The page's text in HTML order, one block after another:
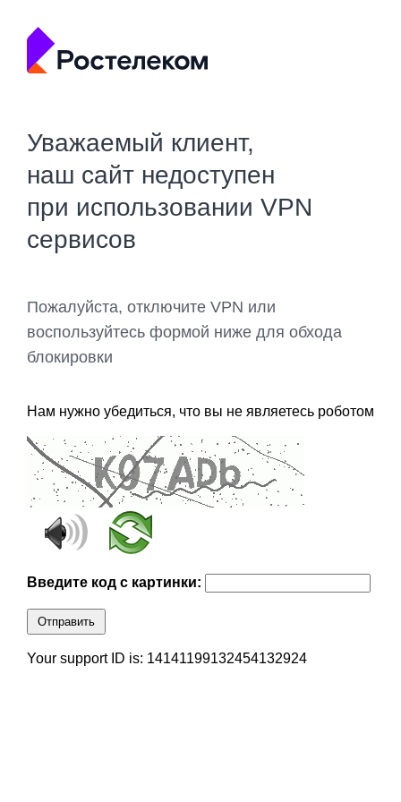
Уважаемый клиент,
наш сайт недоступен
при использовании VPN
сервисов
Пожалуйста, отключите VPN или
воспользуйтесь формой ниже для обхода
блокировки
Нам нужно убедиться, что вы не являетесь роботом
Введите код с картинки:
Отправить
Your support ID is: 14141199132454132924